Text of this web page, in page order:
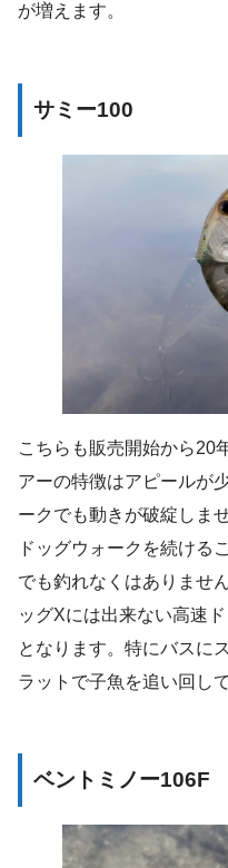
が増えます。
サミー100
こちらも販売開始から20
アーの特徴はアピールが
ークでも動きが破綻しま
ドッグウォークを続ける
でも釣れなくはありませ
ッグXには出来ない高速
となります。特にバスに
ラットで子魚を追い回し
ベントミノー106F